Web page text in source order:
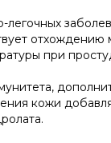
легочных
отхождению
при
кожи